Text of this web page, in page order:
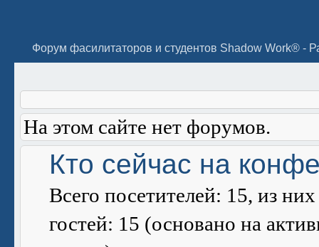
На этом сайте нет форумов.
Кто сейчас на
Всего посетителей: 15, из
гостей: 15 (основано на